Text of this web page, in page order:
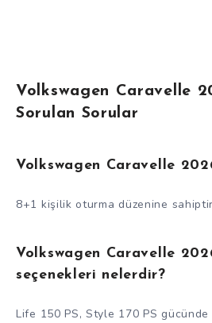
Volkswagen Caravelle
Sorulan Sorular
Volkswagen Caravelle
8+1 kişilik oturma düzenine
Volkswagen Caravelle
seçenekleri nelerdir?
Life 150 PS, Style 170 PS